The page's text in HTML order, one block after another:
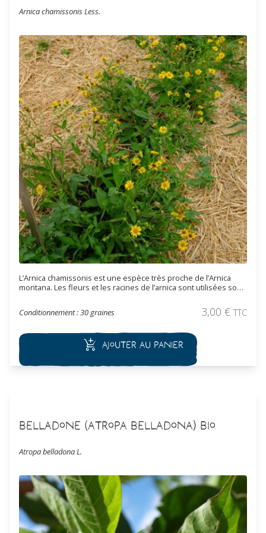
Arnica chamissonis Less.
L’Arnica chamissonis est une espèce très proche de l’Arnica
montana. Les fleurs et les racines de l’arnica sont utilisées sous
être utilisée en tant que plante ornementale.
Conditionnement : 30 graines 3,00 € TTC
Ajouter au panier
Belladone (Atropa belladona) Bio
Atropa belladona L.